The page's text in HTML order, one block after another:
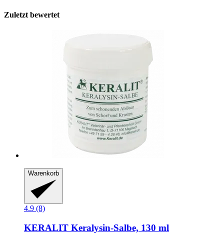
Zuletzt bewertet
Warenkorb
4.9 (8)
KERALIT Keralysin-​Salbe, 130 ml